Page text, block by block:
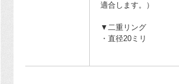
適合します。）
▼二重リング
・直径20ミリ